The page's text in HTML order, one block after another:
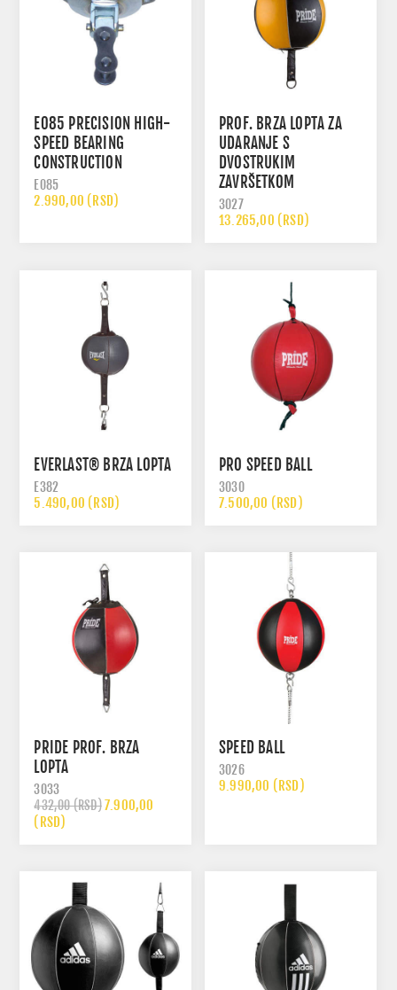
E085 PRECISION HIGH-
SPEED BEARING
CONSTRUCTION
E085
2.990,00 (RSD)
PROF. BRZA LOPTA ZA
UDARANJE S
DVOSTRUKIM
ZAVRŠETKOM
3027
13.265,00 (RSD)
EVERLAST® BRZA LOPTA
E382
5.490,00 (RSD)
PRO SPEED BALL
3030
7.500,00 (RSD)
PRIDE PROF. BRZA
LOPTA
3033
432,00 (RSD)7.900,00
(RSD)
SPEED BALL
3026
9.990,00 (RSD)